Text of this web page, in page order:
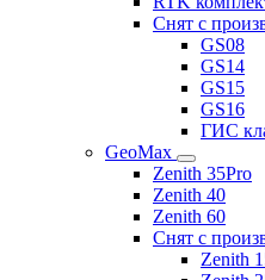
Снят с
GS08
GS14
GS15
GS16
ГИС
GeoMax
Zenith 35Pro
Zenith 40
Zenith 60
Снят с
Zenith